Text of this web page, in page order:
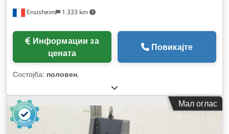
Ensisheim 1.333 km
цената
Повикајте
Состојба: половен,
Мал оглас